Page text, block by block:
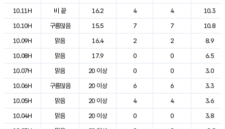
10.11H
비 끝 16.2 4 4
10.3
10.10H
구름많음 15.5 7 7
10.8
10.09H
맑음 16.4 2 2
8.9
10.08H
맑음 17.9 0 0
6.5
10.07H
맑음 20 이상 0 0
3.0
10.06H
구름많음 20 이상 6 6
3.3
10.05H
맑음 20 이상 4 4
3.6
10.04H
맑음 20 이상 0 0
3.8